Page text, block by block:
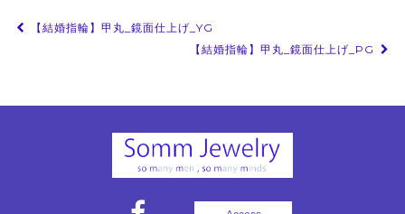
投
ビ
【結婚指輪】甲丸_鏡面仕上げ_YG
【結婚指輪】甲丸_鏡面仕上げ_PG